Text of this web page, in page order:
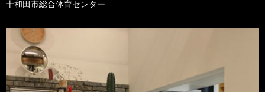
十和田市総合体育センター